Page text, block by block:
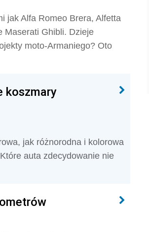
jak Alfa Romeo Brera, Alfetta
Maserati Ghibli. Dzieje
moto-Armaniego? Oto
koszmary
jak różnorodna i kolorowa
auta zdecydowanie nie